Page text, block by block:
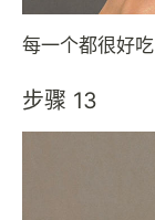
每一个都很好吃
步骤 13